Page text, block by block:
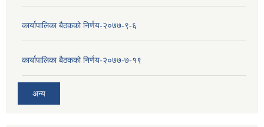
कार्यापालिका बैठकको निर्णय-२०७७-९-६
कार्यापालिका बैठकको निर्णय-२०७७-७-१९
अन्य